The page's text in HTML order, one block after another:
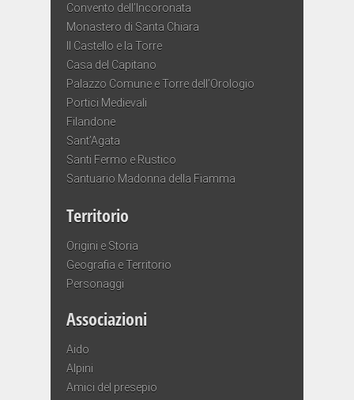
Convento dell’Incoronata
Monastero di Santa Chiara
Il Castello e la Torre
Casa del Capitano
Palazzo Comune e Torre dell’Orologio
Portici Medievali
Filandone
Sant’Agata
Santi Fermo e Rustico
Santuario Madonna della Fiamma
Territorio
Origini e Storia
Geografia e Territorio
Personaggi
Associazioni
Aido
Alpini
Amici del presepio